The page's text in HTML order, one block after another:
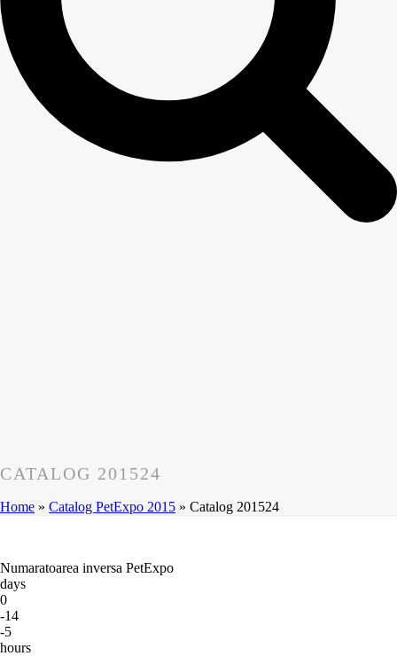
CATALOG 201524
Home » Catalog PetExpo 2015 » Catalog 201524
Numaratoarea inversa PetExpo
days
0
-14
-5
hours